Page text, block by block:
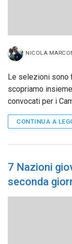
NICOLA
Le selezioni sono
scopriamo
convocati per i
CONTINUA A
7 Nazioni
seconda